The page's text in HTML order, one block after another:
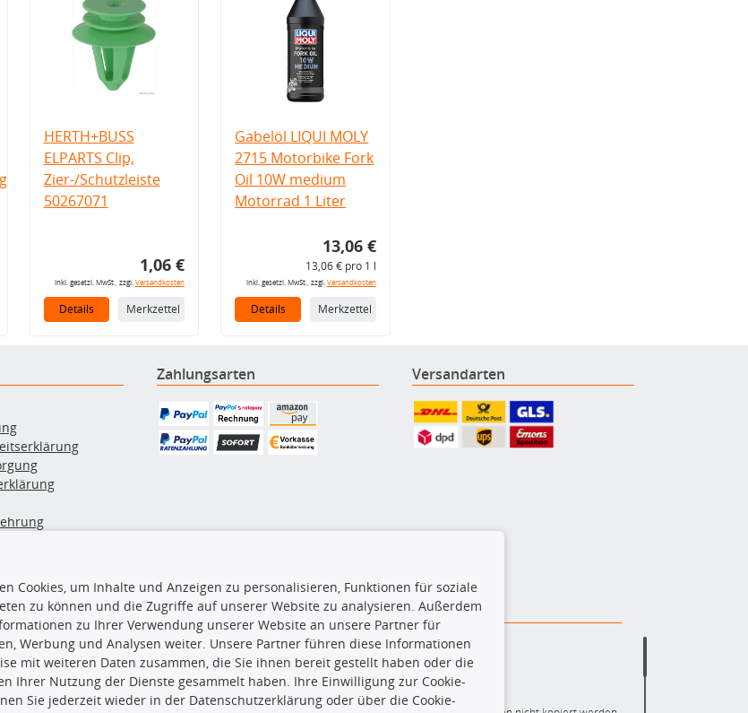
HERTH+BUSS
ELPARTS Clip,
Zier-/Schutzleiste
50267071
1,06 €
inkl. gesetzl. MwSt., zzgl. Versandkosten
Details Merkzettel
Gabelöl LIQUI MOLY
2715 Motorbike Fork
Oil 10W medium
Motorrad 1 Liter
13,06 €
13,06 € pro 1 l
inkl. gesetzl. MwSt., zzgl. Versandkosten
Details Merkzettel
Zahlungsarten Versandarten
TecDoc Inside
Cookies, um Inhalte und Anzeigen zu personalisieren, Funktionen für soziale
zu können und die Zugriffe auf unserer Website zu analysieren. Außerdem
zu Ihrer Verwendung unserer Website an unsere Partner für
Werbung und Analysen weiter. Unsere Partner führen diese Informationen
mit weiteren Daten zusammen, die Sie ihnen bereit gestellt haben oder die
Ihrer Nutzung der Dienste gesammelt haben. Ihre Einwilligung zur Cookie-
Sie jederzeit wieder in der Datenschutzerklärung oder über die Cookie-